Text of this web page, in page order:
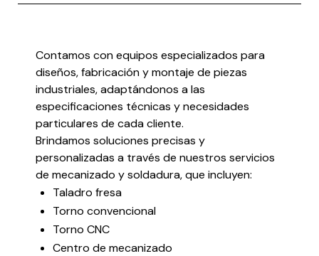
Contamos con equipos especializados para
diseños, fabricación y montaje de piezas
industriales, adaptándonos a las
especificaciones técnicas y necesidades
particulares de cada cliente.
Brindamos soluciones precisas y
personalizadas a través de nuestros servicios
de mecanizado y soldadura, que incluyen:
Taladro fresa
Torno convencional
Torno CNC
Centro de mecanizado